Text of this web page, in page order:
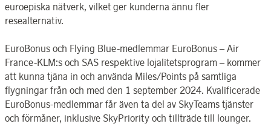
euroepiska nätverk, vilket ger kunderna ännu fler
resealternativ.
EuroBonus och Flying Blue-medlemmar EuroBonus – Air
France-KLM:s och SAS respektive lojalitetsprogram – kommer
att kunna tjäna in och använda Miles/Points på samtliga
flygningar från och med den 1 september 2024. Kvalificerade
EuroBonus-medlemmar får även ta del av SkyTeams tjänster
och förmåner, inklusive SkyPriority och tillträde till lounger.